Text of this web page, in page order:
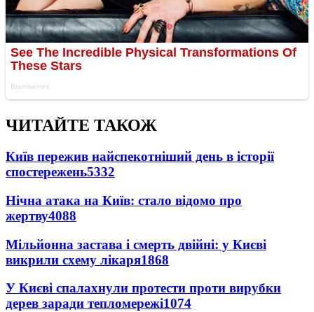
ЧИТАЙТЕ ТАКОЖ
Київ пережив найспекотніший день в історії
спостережень5332
Нічна атака на Київ: стало відомо про
жертву4088
Мільйонна застава і смерть двійні: у Києві
викрили схему лікаря1868
У Києві спалахнули протести проти вирубки
дерев заради тепломережі1074